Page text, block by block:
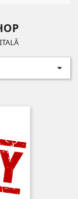
